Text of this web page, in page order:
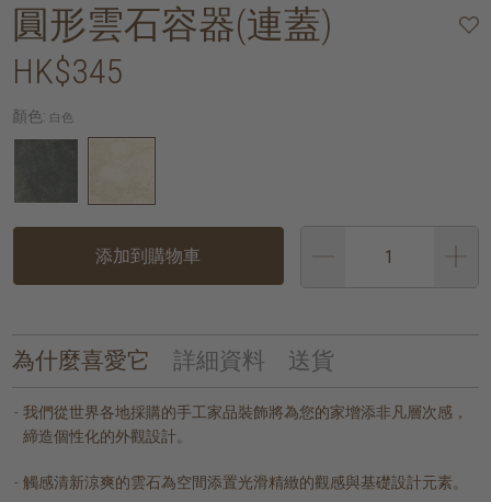
圓形雲石容器(連蓋)
HK$345
顏色: 白色
添加到購物車
為什麼喜愛它 詳細資料 送貨
我們從世界各地採購的手工家品裝飾將為您的家增添非凡層次感，
締造個性化的外觀設計。
觸感清新涼爽的雲石為空間添置光滑精緻的觀感與基礎設計元素。